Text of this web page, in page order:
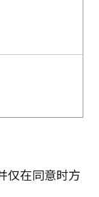
仅在同意时方